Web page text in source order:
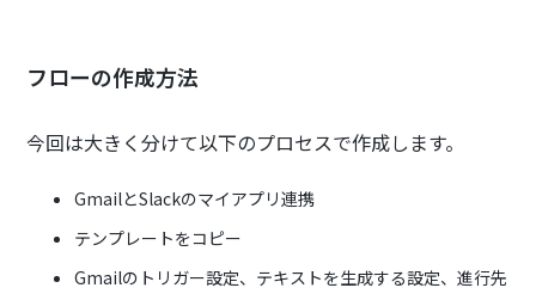
フローの作成方法
今回は大きく分けて以下のプロセスで作成します。
GmailとSlackのマイアプリ連携
テンプレートをコピー
Gmailのトリガー設定、テキストを生成する設定、進行先